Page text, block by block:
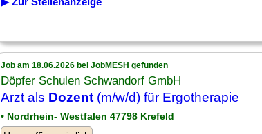
Job am 18.06.2026 bei JobMESH gefunden
Döpfer Schulen Schwandorf GmbH
Arzt als Dozent (m/w/d) für Ergotherapie
• Nordrhein- Westfalen 47798 Krefeld